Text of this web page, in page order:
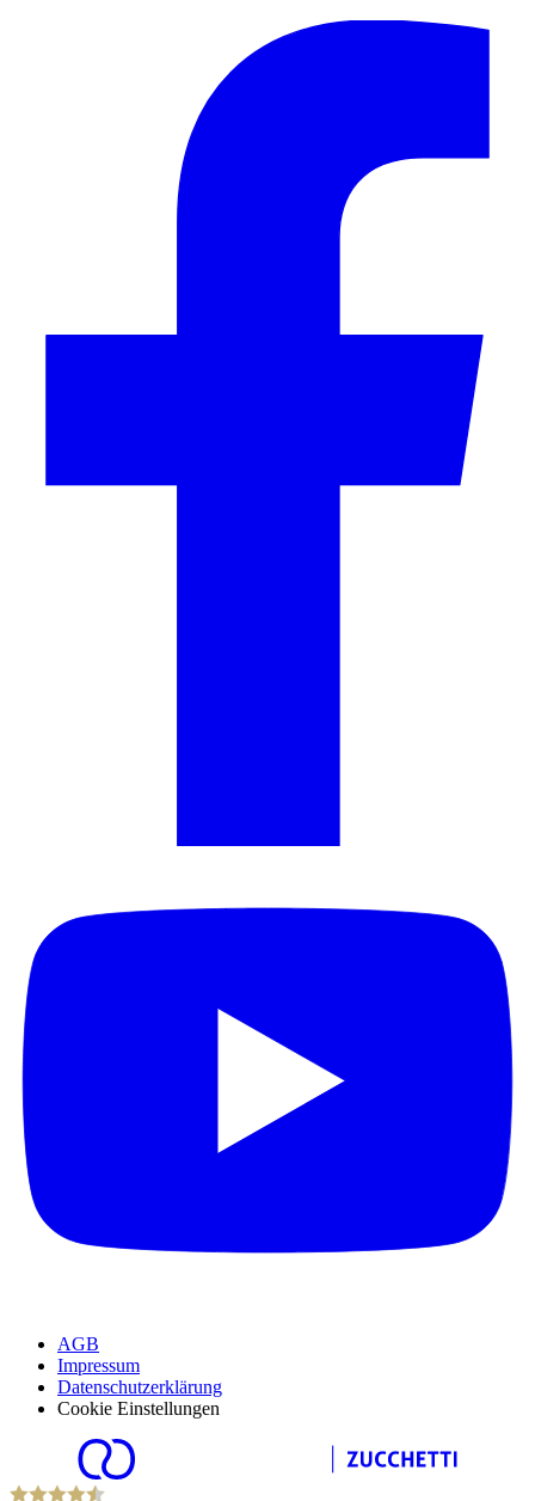
AGB
Impressum
Datenschutzerklärung
Cookie Einstellungen